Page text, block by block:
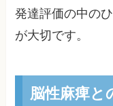
発達評価の中の
が大切です。
脳性麻痺と